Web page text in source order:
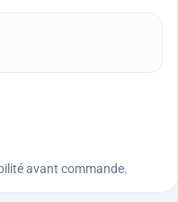
avant commande.